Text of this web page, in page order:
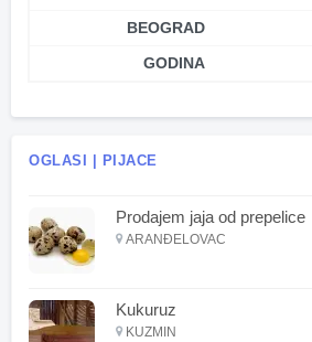
BEOGRAD
GODINA
OGLASI | PIJACE
Prodajem jaja od prepelice
ARANĐELOVAC
Kukuruz
KUZMIN